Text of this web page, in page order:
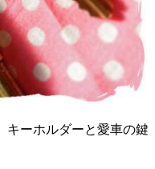
キーホルダーと愛車の鍵